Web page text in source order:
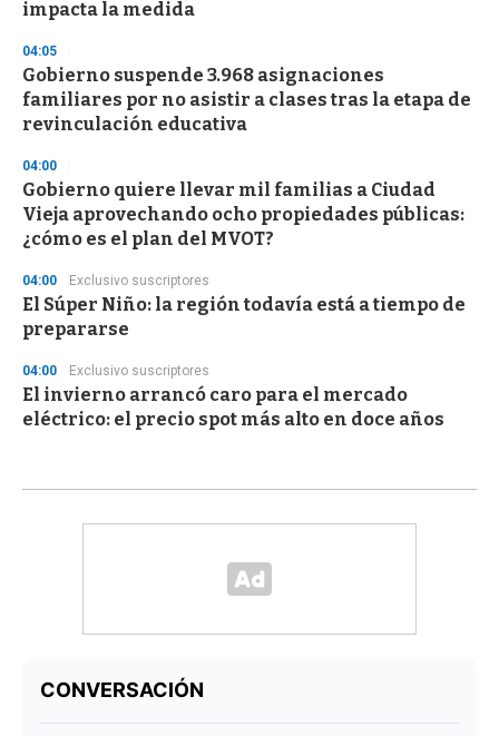
impacta la medida
04:05
Gobierno suspende 3.968 asignaciones
familiares por no asistir a clases tras la etapa de
revinculación educativa
04:00
Gobierno quiere llevar mil familias a Ciudad
Vieja aprovechando ocho propiedades públicas:
¿cómo es el plan del MVOT?
04:00 Exclusivo suscriptores
El Súper Niño: la región todavía está a tiempo de
prepararse
04:00 Exclusivo suscriptores
El invierno arrancó caro para el mercado
eléctrico: el precio spot más alto en doce años